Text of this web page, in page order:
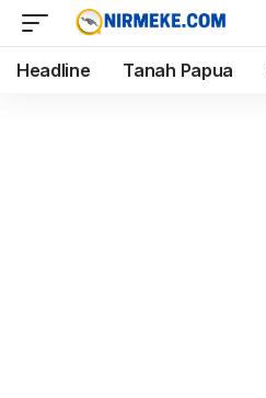
Headline Tanah Papua